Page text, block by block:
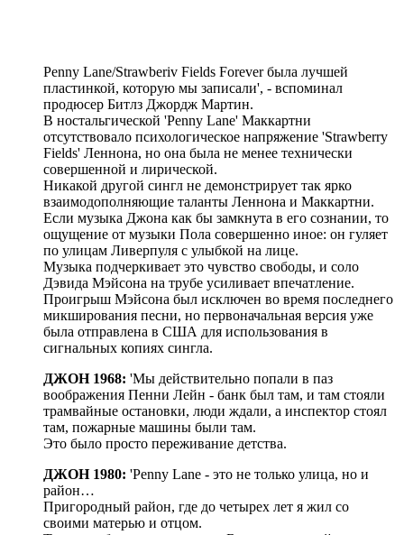
Penny Lane/Strawberiv Fields Forever была лучшей
пластинкой, которую мы записали', - вспоминал
продюсер Битлз Джордж Мартин.
В ностальгической 'Penny Lane' Маккартни
отсутствовало психологическое напряжение 'Strawberry
Fields' Леннона, но она была не менее технически
совершенной и лирической.
Никакой другой сингл не демонстрирует так ярко
взаимодополняющие таланты Леннона и Маккартни.
Если музыка Джона как бы замкнута в его сознании, то
ощущение от музыки Пола совершенно иное: он гуляет
по улицам Ливерпуля с улыбкой на лице.
Музыка подчеркивает это чувство свободы, и соло
Дэвида Мэйсона на трубе усиливает впечатление.
Проигрыш Мэйсона был исключен во время последнего
микширования песни, но первоначальная версия уже
была отправлена в США для использования в
сигнальных копиях сингла.
ДЖОН 1968: 'Мы действительно попали в паз
воображения Пенни Лейн - банк был там, и там стояли
трамвайные остановки, люди ждали, а инспектор стоял
там, пожарные машины были там.
Это было просто переживание детства.
ДЖОН 1980: 'Penny Lane - это не только улица, но и
район…
Пригородный район, где до четырех лет я жил со
своими матерью и отцом.